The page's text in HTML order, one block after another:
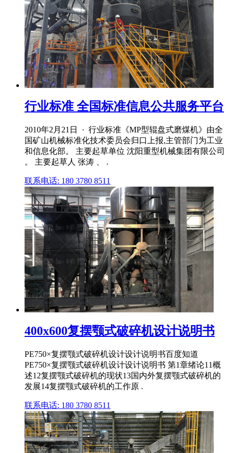
行业标准 全国标准信息公共服务平台
2010年2月21日 · 行业标准《MP型辊盘式磨煤机》由全
国矿山机械标准化技术委员会归口上报,主管部门为工业
和信息化部。 主要起草单位 沈阳重型机械集团有限公司
。 主要起草人 张涛 、 .
联系电话: 180 3780 8511
400x600复摆颚式破碎机设计说明书
PE750×复摆颚式破碎机设计设计说明书百度知道
PE750×复摆颚式破碎机设计设计说明书 第1章绪论11概
述12复摆颚式破碎机的现状13国内外复摆颚式破碎机的
发展14复摆颚式破碎机的工作原 .
联系电话: 180 3780 8511